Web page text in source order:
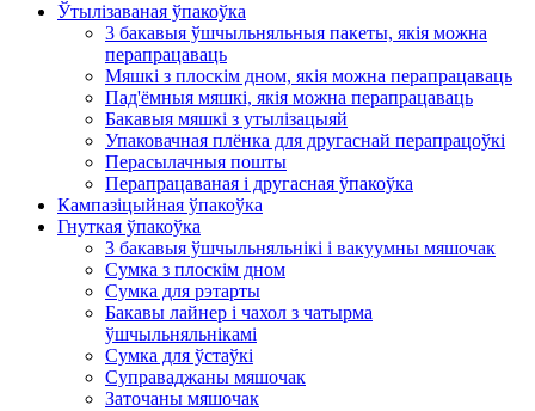
Ўтылізаваная ўпакоўка
3 бакавыя ўшчыльняльныя пакеты, якія можна
перапрацаваць
Мяшкі з плоскім дном, якія можна перапрацаваць
Пад'ёмныя мяшкі, якія можна перапрацаваць
Бакавыя мяшкі з утылізацыяй
Упаковачная плёнка для другаснай перапрацоўкі
Перасылачныя пошты
Перапрацаваная і другасная ўпакоўка
Кампазіцыйная ўпакоўка
Гнуткая ўпакоўка
3 бакавыя ўшчыльняльнікі і вакуумны мяшочак
Сумка з плоскім дном
Сумка для рэтарты
Бакавы лайнер і чахол з чатырма
ўшчыльняльнікамі
Сумка для ўстаўкі
Суправаджаны мяшочак
Заточаны мяшочак